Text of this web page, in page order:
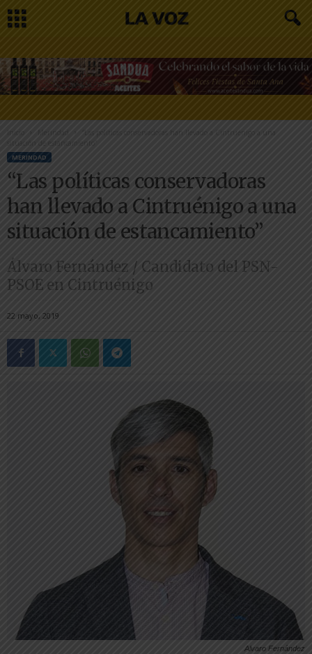
Inicio
“Las políticas conservadoras han llevado a Cintruénigo a una
situación de estancamiento”
MERINDAD
“Las políticas conservadoras
han llevado a Cintruénigo a una
situación de estancamiento”
Álvaro Fernández / Candidato del PSN-
PSOE en Cintruénigo
22 mayo, 2019
Alvaro Fernández